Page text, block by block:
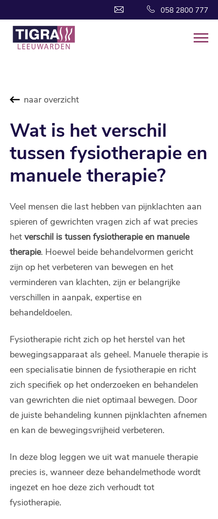
058 2800 777
naar overzicht
Wat is het verschil
tussen fysiotherapie en
manuele therapie?
Veel mensen die last hebben van pijnklachten aan
spieren of gewrichten vragen zich af wat precies
het verschil is tussen fysiotherapie en manuele
therapie. Hoewel beide behandelvormen gericht
zijn op het verbeteren van bewegen en het
verminderen van klachten, zijn er belangrijke
verschillen in aanpak, expertise en
behandeldoelen.
Fysiotherapie richt zich op het herstel van het
bewegingsapparaat als geheel. Manuele therapie is
een specialisatie binnen de fysiotherapie en richt
zich specifiek op het onderzoeken en behandelen
van gewrichten die niet optimaal bewegen. Door
de juiste behandeling kunnen pijnklachten afnemen
en kan de bewegingsvrijheid verbeteren.
In deze blog leggen we uit wat manuele therapie
precies is, wanneer deze behandelmethode wordt
ingezet en hoe deze zich verhoudt tot
fysiotherapie.